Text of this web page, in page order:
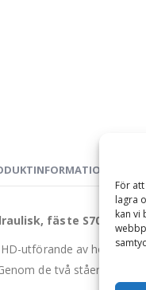
För
lagra
kan vi
fäste S70,
utförande av högsta
de två stående